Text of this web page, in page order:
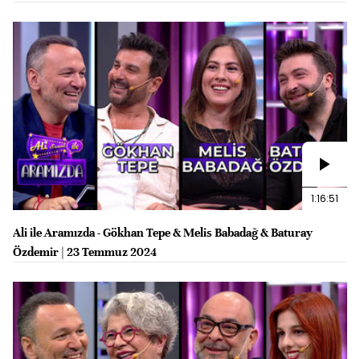
1:16:51
Ali ile Aramızda - Gökhan Tepe & Melis Babadağ & Baturay
Özdemir | 23 Temmuz 2024